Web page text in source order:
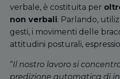
verbale, è costituita per
non verbali. Parlando,
gesti, i movimenti delle
attitudini posturali,
“Il nostro lavoro si
predizione automatica di